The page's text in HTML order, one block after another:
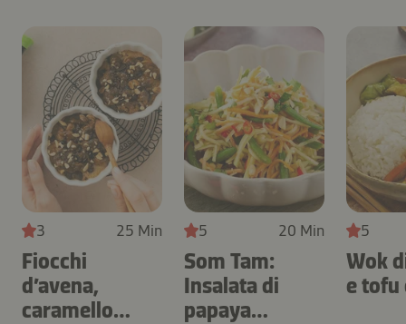
3 25 Min
Fiocchi
d’avena,
caramello
5 20 Min
Som Tam:
Insalata di
papaya
5
Wok
e tofu